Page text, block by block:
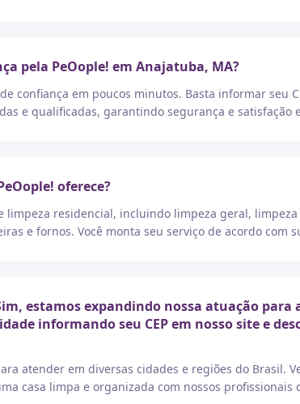
pela PeOople! em Anajatuba, MA?
confiança em poucos minutos. Basta informar seu
e qualificadas, garantindo segurança e satisfação
oferece?
limpeza residencial, incluindo limpeza geral,
e fornos. Você monta seu serviço de acordo com
estamos expandindo nossa atuação
informando seu CEP em nosso site e
atender em diversas cidades e regiões do
casa limpa e organizada com nossos profissionais